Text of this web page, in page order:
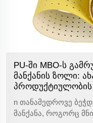
PU-ში MBO-ს
მანქანის ზოლი:
პროდუქტიულობის
n თანამედროვე
მანქანა, როგორც